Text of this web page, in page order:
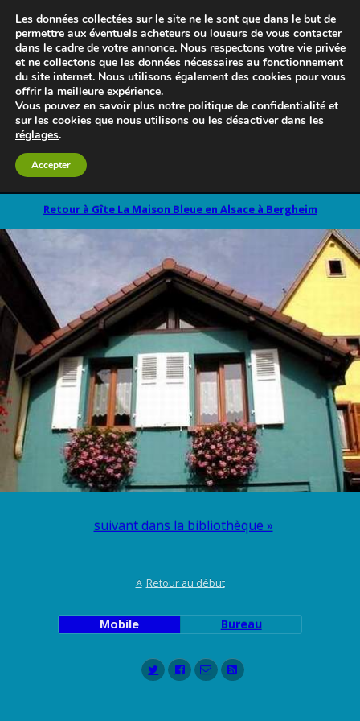
Retour à Gîte La Maison Bleue en Alsace à Bergheim
suivant dans la bibliothèque »
Retour au début
Mobile Bureau
Les données collectées sur le site ne le sont que dans le but de
permettre aux éventuels acheteurs ou loueurs de vous contacter
dans le cadre de votre annonce. Nous respectons votre vie privée
et ne collectons que les données nécessaires au fonctionnement
du site internet. Nous utilisons également des cookies pour vous
offrir la meilleure expérience.
Vous pouvez en savoir plus notre politique de confidentialité et
sur les cookies que nous utilisons ou les désactiver dans les
réglages.
Accepter